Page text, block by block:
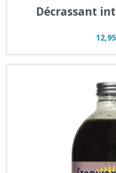
Décrassant
Prix